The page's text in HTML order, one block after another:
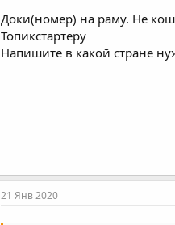
i
o
n
s
Доки(номер) на раму. Не
Топикстартеру
Напишите в какой стране
21 Янв 2020